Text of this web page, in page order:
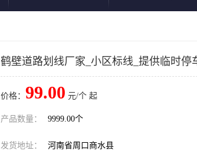
鹤壁道路划线厂家_小区标线_提供临时停
价格： 99.00 元/个 起
产品数量： 9999.00个
发货地址： 河南省周口商水县